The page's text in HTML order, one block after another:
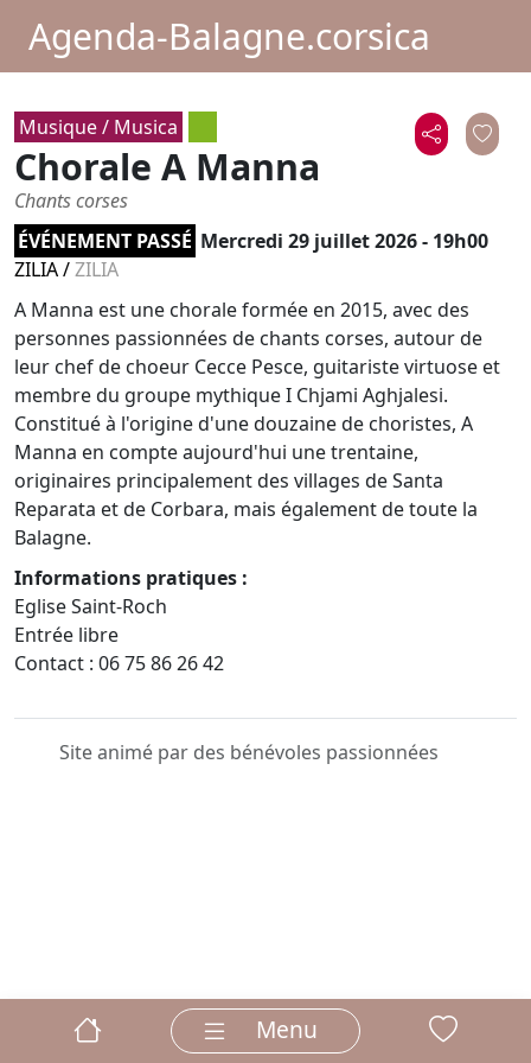
Agenda-Balagne.corsica
Musique / Musica
Chorale A Manna
Chants corses
ÉVÉNEMENT PASSÉ Mercredi 29 juillet 2026 - 19h00
ZILIA/ZILIA
A Manna est une chorale formée en 2015, avec des
personnes passionnées de chants corses, autour de
leur chef de choeur Cecce Pesce, guitariste virtuose et
membre du groupe mythique I Chjami Aghjalesi.
Constitué à l'origine d'une douzaine de choristes, A
Manna en compte aujourd'hui une trentaine,
originaires principalement des villages de Santa
Reparata et de Corbara, mais également de toute la
Balagne.
Informations pratiques :
Eglise Saint-Roch
Entrée libre
Contact : 06 75 86 26 42
Site animé par des bénévoles passionnées
Menu